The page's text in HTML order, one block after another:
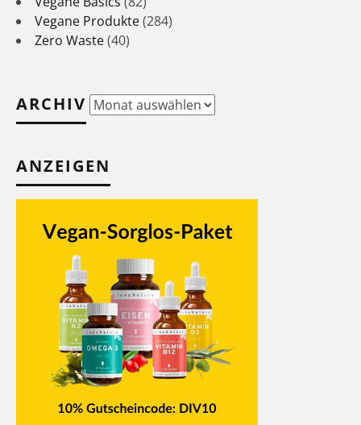
Vegane Produkte(284)
Zero Waste(40)
ARCHIV Archiv
ANZEIGEN